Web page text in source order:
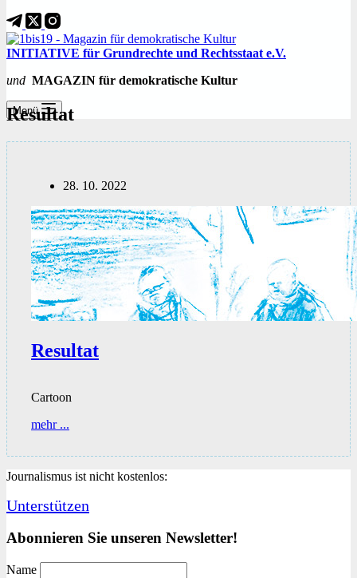
INITIATIVE für Grundrechte und Rechtsstaat e.V.
und MAGAZIN für demokratische Kultur
Menü
Resultat
28. 10. 2022
Resultat
Cartoon
mehr ...
Journalismus ist nicht kostenlos:
Unterstützen
Abonnieren Sie unseren Newsletter!
Name